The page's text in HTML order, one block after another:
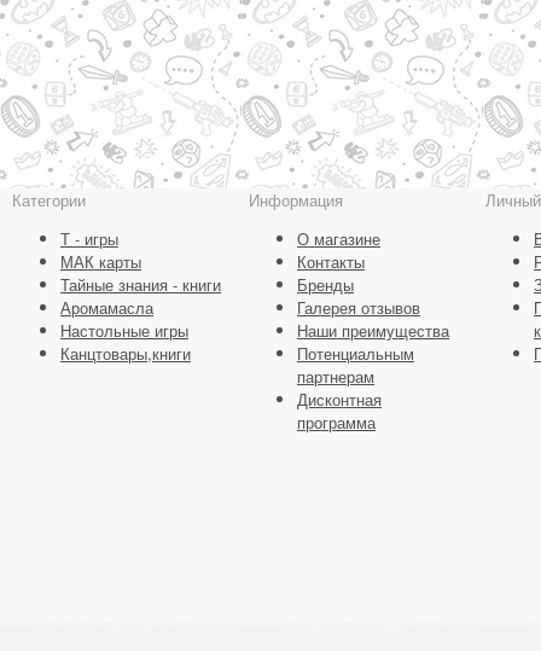
Категории
Т - игры
МАК карты
Тайные знания - книги
Аромамасла
Настольные игры
Канцтовары,книги
Информация
О магазине
Контакты
Бренды
Галерея отзывов
Наши преимущества
Потенциальным
партнерам
Дисконтная
программа